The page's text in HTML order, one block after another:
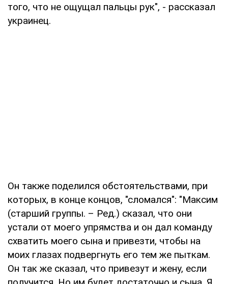
того, что не ощущал пальцы рук", - рассказал
украинец.
Он также поделился обстоятельствами, при
которых, в конце концов, "сломался": "Максим
(старший группы. – Ред.) сказал, что они
устали от моего упрямства и он дал команду
схватить моего сына и привезти, чтобы на
моих глазах подвергнуть его тем же пыткам.
Он так же сказал, что привезут и жену, если